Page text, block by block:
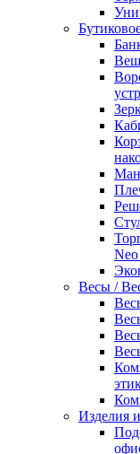
Весы /
Изделия